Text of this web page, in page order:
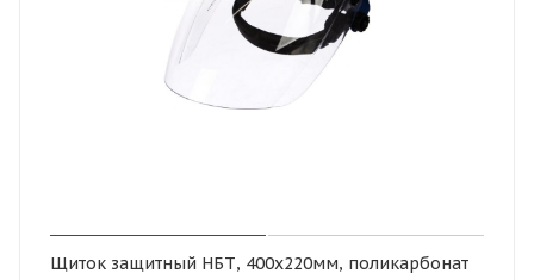
Щиток защитный НБТ, 400х220мм, поликарбонат